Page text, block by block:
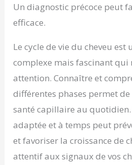
Un diagnostic précoce peut
efficace.
Le cycle de vie du cheveu est
complexe mais fascinant qui
attention. Connaître et
différentes phases permet
santé capillaire au quotidien.
adaptée et à temps peut
et favoriser la croissance de
attentif aux signaux de vos